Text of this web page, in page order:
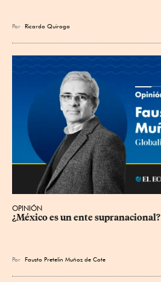
Por Ricardo Quiroga
OPINIÓN
¿México es un ente supranacional?
Por Fausto Pretelin Muñoz de Cote